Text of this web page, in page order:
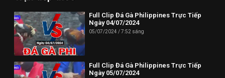
13:14 | Trận 4: A.Hưng 2150g vs A.Cao 2150g
14:46 | Trận 5: A.Nhân 3000g vs A.Bé Năm 3000g
Thông tin liên hệ:
Website: https://dagatructiep.tube/
Full Clip Đá Gà Philippines Trực Tiếp
Ngày 04/07/2024
05/07/2024 7:52 sáng
Full Clip Đá Gà Philippines Trực Tiếp
Ngày 05/07/2024